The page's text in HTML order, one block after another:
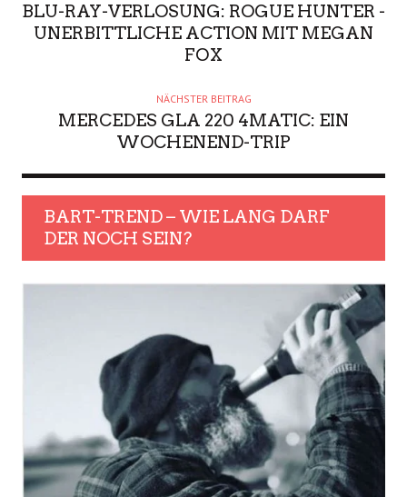
BLU-RAY-VERLOSUNG: ROGUE HUNTER -
UNERBITTLICHE ACTION MIT MEGAN
FOX
NÄCHSTER BEITRAG
MERCEDES GLA 220 4MATIC: EIN
WOCHENEND-TRIP
BART-TREND – WIE LANG DARF
DER NOCH SEIN?